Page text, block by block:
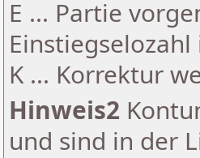
E ... Partie
K ... Korrektur
Hinweis2
und sind in der